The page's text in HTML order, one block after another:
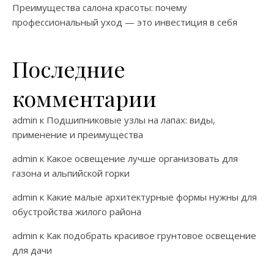
Преимущества салона красоты: почему
профессиональный уход — это инвестиция в себя
Последние
комментарии
admin к Подшипниковые узлы на лапах: виды,
применение и преимущества
admin к Какое освещение лучше организовать для
газона и альпийской горки
admin к Какие малые архитектурные формы нужны для
обустройства жилого района
admin к Как подобрать красивое грунтовое освещение
для дачи